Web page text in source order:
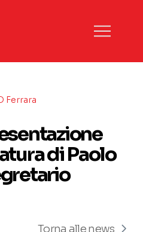
Ferrara
di Paolo
Torna alle news